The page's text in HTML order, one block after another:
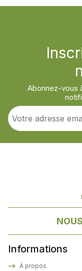
Abonnez-vous
Informations
À propos